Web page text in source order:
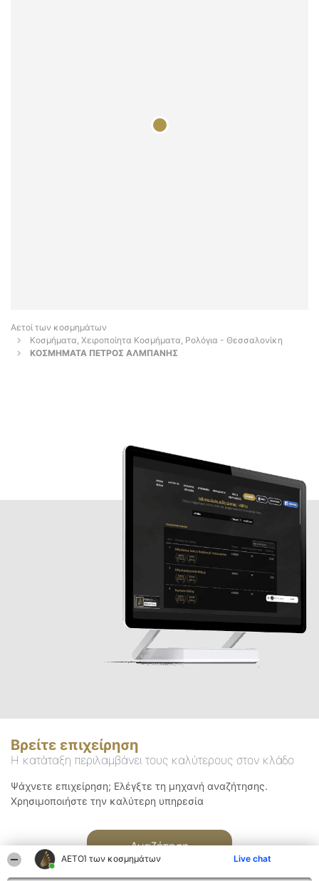
ΑΕΤΟΊ των κοσμημάτων Live chat
Αετοί των κοσμημάτων
Κοσμήματα, Χειροποίητα Κοσμήματα, Ρολόγια - Θεσσαλονίκη
ΚΟΣΜΗΜΑΤΑ ΠΕΤΡΟΣ ΑΛΜΠΑΝΗΣ
Βρείτε επιχείρηση
Η κατάταξη περιλαμβάνει τους καλύτερους στον κλάδο
Ψάχνετε επιχείρηση; Ελέγξτε τη μηχανή αναζήτησης.
Χρησιμοποιήστε την καλύτερη υπηρεσία
Αναζήτηση